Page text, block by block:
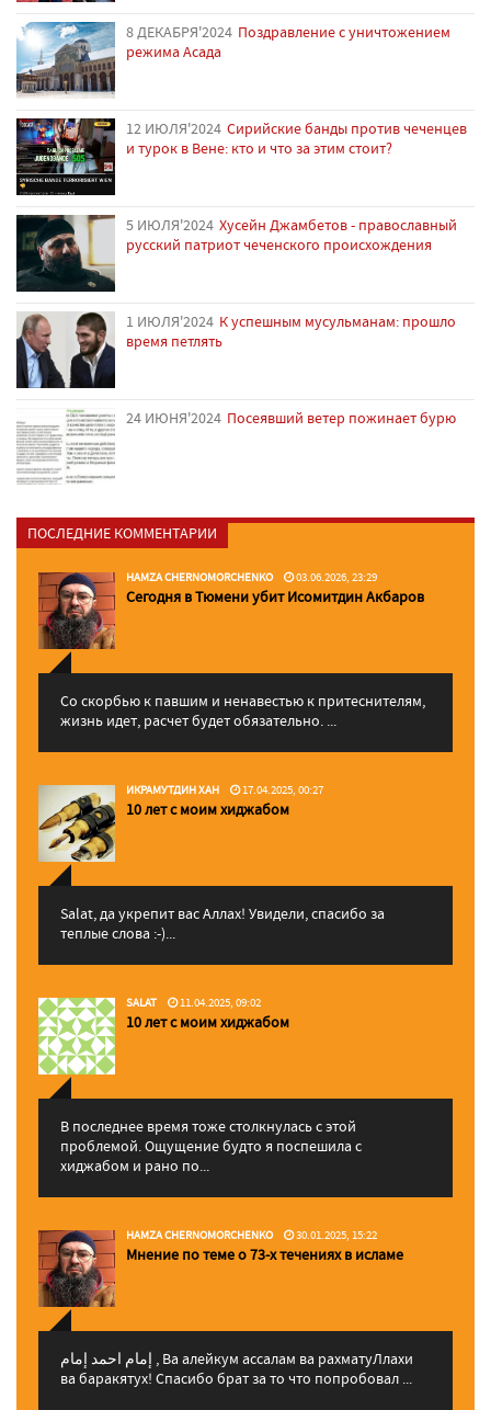
8 ДЕКАБРЯ'2024 Поздравление с уничтожением
режима Асада
12 ИЮЛЯ'2024 Сирийские банды против чеченцев
и турок в Вене: кто и что за этим стоит?
5 ИЮЛЯ'2024 Хусейн Джамбетов - православный
русский патриот чеченского происхождения
1 ИЮЛЯ'2024 К успешным мусульманам: прошло
время петлять
24 ИЮНЯ'2024 Посеявший ветер пожинает бурю
ПОСЛЕДНИЕ КОММЕНТАРИИ
HAMZA CHERNOMORCHENKO 03.06.2026, 23:29
Сегодня в Тюмени убит Исомитдин Акбаров
Со скорбью к павшим и ненавестью к притеснителям,
жизнь идет, расчет будет обязательно. ...
ИКРАМУТДИН ХАН 17.04.2025, 00:27
10 лет с моим хиджабом
Salat, да укрепит вас Аллаx! Увидели, спасибо за
теплые слова :-)...
SALAT 11.04.2025, 09:02
10 лет с моим хиджабом
В последнее время тоже столкнулась с этой
проблемой. Ощущение будто я поспешила с
хиджабом и рано по...
HAMZA CHERNOMORCHENKO 30.01.2025, 15:22
Мнение по теме о 73-х течениях в исламе
إمام احمد إمام , Ва алейкум ассалам ва рахматуЛлахи
ва баракятух! Спасибо брат за то что попробовал ...